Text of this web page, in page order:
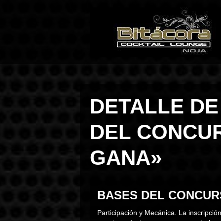
DETALLE
DEL
GANA»
BASES DEL
Participación y Mecánica. La